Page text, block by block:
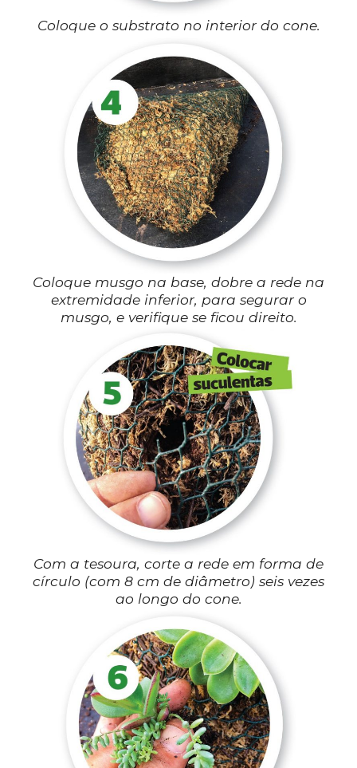
Coloque o substrato no interior do cone.
Coloque musgo na base, dobre a rede na
extremidade inferior, para segurar o
musgo, e verifique se ficou direito.
Com a tesoura, corte a rede em forma de
círculo (com 8 cm de diâmetro) seis vezes
ao longo do cone.